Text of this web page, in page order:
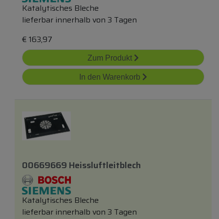
Katalytisches Bleche
lieferbar innerhalb von 3 Tagen
€ 163,97
Zum Produkt
In den Warenkorb
00669669 Heissluftleitblech
Katalytisches Bleche
lieferbar innerhalb von 3 Tagen